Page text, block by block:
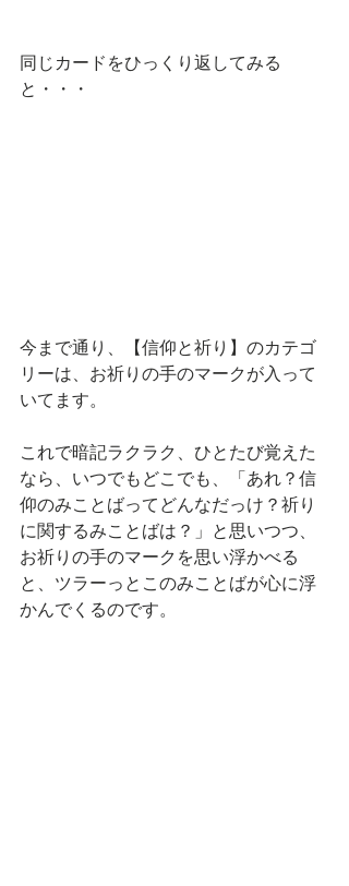
同じカードをひっくり返してみる
と・・・
今まで通り、【信仰と祈り】のカテゴ
リーは、お祈りの手のマークが入って
いてます。
これで暗記ラクラク、ひとたび覚えた
なら、いつでもどこでも、「あれ？信
仰のみことばってどんなだっけ？祈り
に関するみことばは？」と思いつつ、
お祈りの手のマークを思い浮かべる
と、ツラーっとこのみことばが心に浮
かんでくるのです。